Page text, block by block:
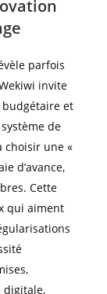
parfois
invite
et
de
choisir une «
d’avance,
Cette
qui aiment
digitale,